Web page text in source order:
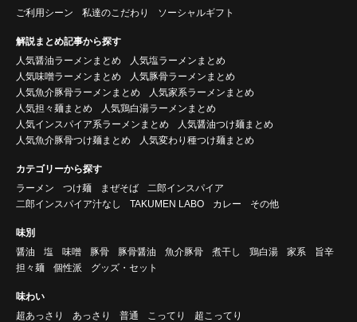
ご利用シーン
私達のこだわり ソーシャルギフト
解説まとめ記事から探す
人気醤油ラーメンまとめ
人気塩ラーメンまとめ
人気味噌ラーメンまとめ
人気豚骨ラーメンまとめ
人気魚介豚骨ラーメンまとめ
人気家系ラーメンまとめ
人気担々麺まとめ
人気鶏白湯ラーメンまとめ
人気インスパイア系ラーメンまとめ
人気醤油つけ麺まとめ
人気魚介豚骨つけ麺まとめ
人気変わり種つけ麺まとめ
カテゴリーから探す
ラーメン
つけ麺 まぜそば
二郎インスパイア
二郎インスパイア汁なし
TAKUMEN LABO カレー その他
味別
醤油
塩 味噌 豚骨 豚骨醤油 魚介豚骨 煮干し 鶏白湯 家系
旨辛
担々麺
個性派 グッズ・セット
味わい
超あっさり
あっさり 普通 こってり 超こってり